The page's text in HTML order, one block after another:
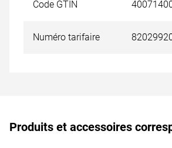
Code GTIN
Numéro tarifaire
Produits et accessoires